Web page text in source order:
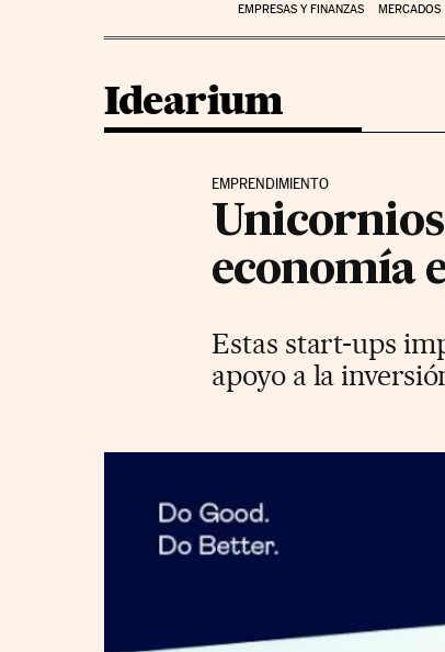
EMPRESAS Y FINANZAS MERCADOS
Idearium
EMPRENDIMIENTO
economía
Estas start-ups
apoyo a la